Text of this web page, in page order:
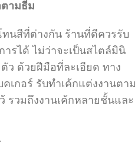
ามธีม
นสีที่ต่างกัน ร้านที่ดีควรรับ
รได้ ไม่ว่าจะเป็นสไตล์มินิ
ว ด้วยฝีมือที่ละเอียด ทาง
คเกอร์ รับทำเค้กแต่งงานตาม
รวมถึงงานเค้กหลายชั้นและ